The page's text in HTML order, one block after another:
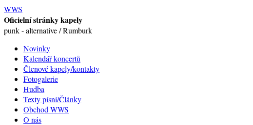
WWS
Oficielní stránky kapely
punk - alternative / Rumburk
Novinky
Kalendář koncertů
Členové kapely/kontakty
Fotogalerie
Hudba
Texty písní/Články
Obchod WWS
O nás